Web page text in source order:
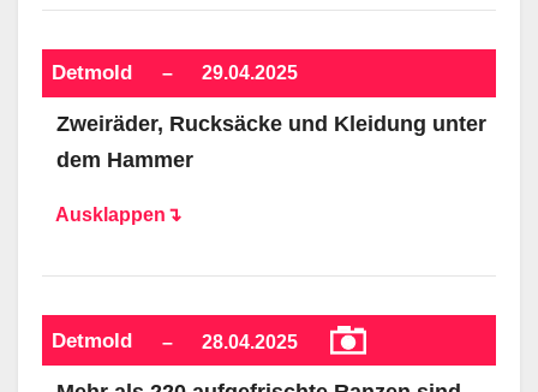
Detmold – 29.04.2025
Zweiräder, Rucksäcke und Kleidung unter
dem Hammer
Ausklappen↴
Detmold – 28.04.2025